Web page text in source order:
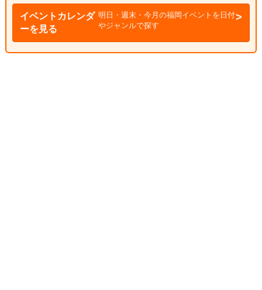
イベントカレンダ
ーを見る
明日・週末・今月の福岡イベントを日付
やジャンルで探す